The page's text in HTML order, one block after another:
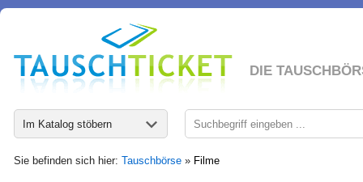
DIE
Im Katalog stöbern
Sie befinden sich hier: Tauschbörse » Filme